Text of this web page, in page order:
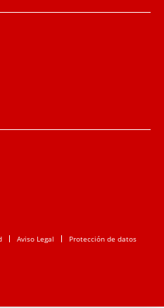
Aviso Legal Protección de datos